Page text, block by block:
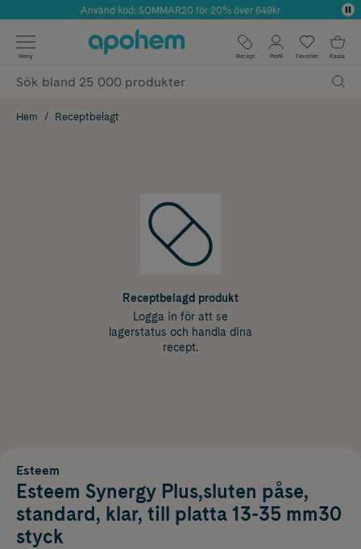
Årets Butik 2025 inom Skönhet
Använd kod: SOMMAR20 för 20% över 649kr
✓ Fri frakt
✓ Poäng på alla köp*
Meny Recept Profil Favoriter Kassa
Hem Receptbelagt
Receptbelagd produkt
Logga in för att se
lagerstatus och handla dina
recept.
Esteem
Esteem Synergy Plus,sluten påse,
standard, klar, till platta 13-35 mm30
styck